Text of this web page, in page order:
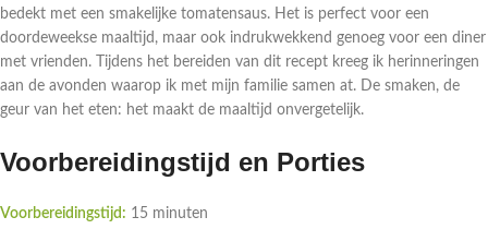
bedekt met een smakelijke tomatensaus. Het is perfect voor een
doordeweekse maaltijd, maar ook indrukwekkend genoeg voor een diner
met vrienden. Tijdens het bereiden van dit recept kreeg ik herinneringen
aan de avonden waarop ik met mijn familie samen at. De smaken, de
geur van het eten: het maakt de maaltijd onvergetelijk.
Voorbereidingstijd en Porties
Voorbereidingstijd: 15 minuten